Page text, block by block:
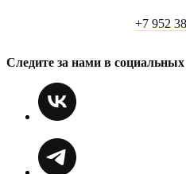
+7 952
Следите за нами в социальных